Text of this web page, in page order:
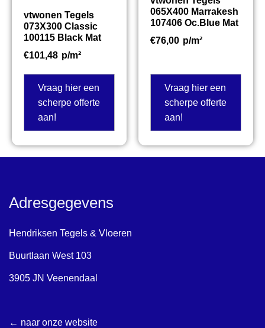
vtwonen Tegels
073X300 Classic
100115 Black Mat
€101,48 p/m²
Vraag hier een
scherpe offerte
aan!
065X400 Marrakesh
107406 Oc.Blue Mat
€76,00 p/m²
Vraag hier een
scherpe offerte
aan!
Adresgegevens
Hendriksen Tegels & Vloeren
Buurtlaan West 103
3905 JN Veenendaal
← naar onze website